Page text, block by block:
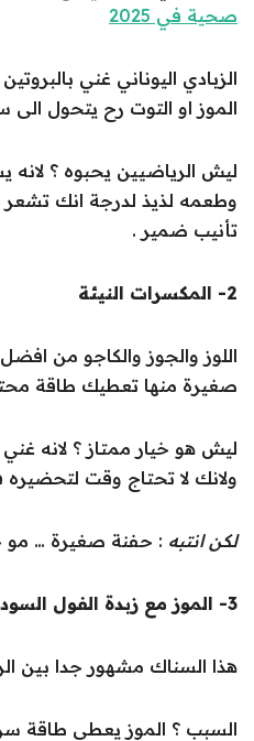
صحية في 2025
الزبادي اليوناني غني
الموز او التوت رح يتحول
ليش الرياضيين يحبوه ؟ لانه
وطعمه لذيذ لدرجة انك
تأنيب ضمير .
2- المكسرات النيئة
اللوز والجوز والكاجو من
صغيرة منها تعطيك طاقة
ليش هو خيار ممتاز ؟ لانه
ولانك لا تحتاج وقت
لكن انتبه : حفنة صغيرة … مو
3- الموز مع زبدة الفول السوداني
هذا السناك مشهور جدا بين
السبب ؟ الموز يعطي طاقة